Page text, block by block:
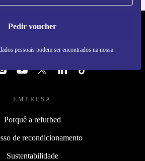
Pedir voucher
pessoais podem ser encontrados na nossa
- RETHINK NEW.
SEGUE-NOS
EMPRESA
Porquê a refurbed
de recondicionamento
Sustentabilidade